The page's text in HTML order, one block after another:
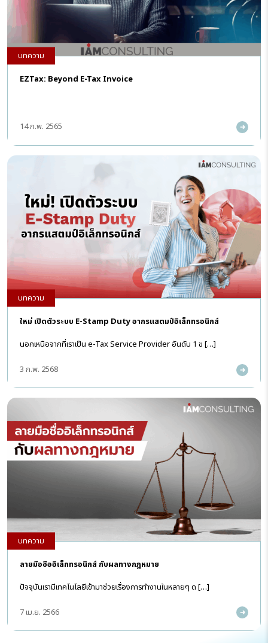
EZTax: Beyond E-Tax Invoice
บทความ
14 ก.พ. 2565
ใหม่ เปิดตัวระบบ E-Stamp Duty อากรแสตมป์อิเล็กทรอนิกส์
นอกเหนือจากที่เราเป็น e-Tax Service Provider อันดับ 1 ข […]
บทความ
3 ก.พ. 2568
ลายมือชื่ออิเล็กทรอนิกส์ กับผลทางกฎหมาย
ปัจจุบันเรามีเทคโนโลยีเข้ามาช่วยเรื่องการทำงานในหลายๆ ด […]
บทความ
7 เม.ย. 2566